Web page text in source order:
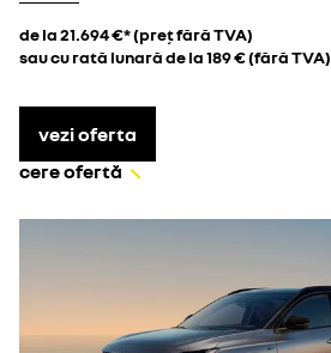
de la 21.694 €* (preț fără TVA)
sau cu rată lunară de la 189 € (fără TVA)
vezi oferta
cere ofertă